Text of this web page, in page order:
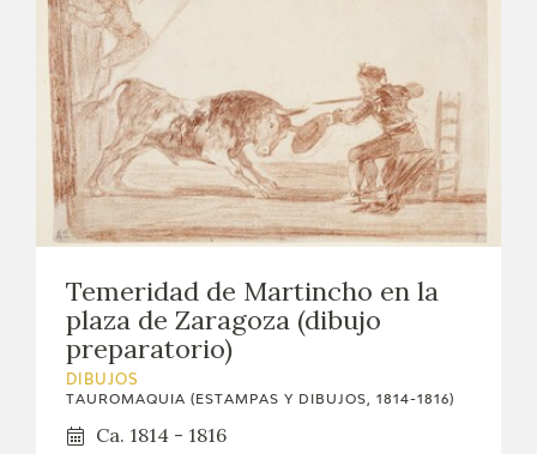
Temeridad de Martincho en la
plaza de Zaragoza (dibujo
preparatorio)
DIBUJOS
TAUROMAQUIA (ESTAMPAS Y DIBUJOS, 1814-1816)
Ca. 1814 - 1816